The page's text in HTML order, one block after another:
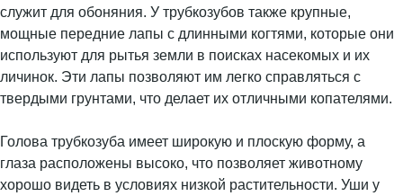
служит для обоняния. У трубкозубов также крупные,
мощные передние лапы с длинными когтями, которые они
используют для рытья земли в поисках насекомых и их
личинок. Эти лапы позволяют им легко справляться с
твердыми грунтами, что делает их отличными копателями.
Голова трубкозуба имеет широкую и плоскую форму, а
глаза расположены высоко, что позволяет животному
хорошо видеть в условиях низкой растительности. Уши у